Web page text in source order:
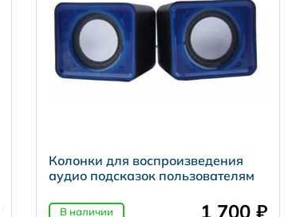
Колонки для воспроизведения
аудио подсказок пользователям
В наличии 1 700 ₽